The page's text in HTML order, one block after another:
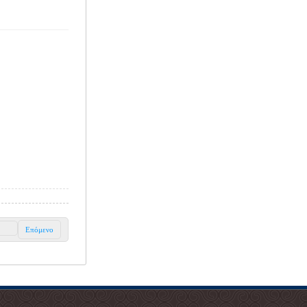
Επόμενο